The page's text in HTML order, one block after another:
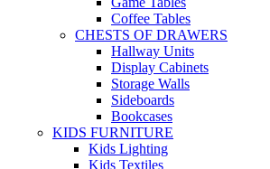
Coffee Tables
CHESTS OF DRAWERS
Hallway Units
Display Cabinets
Storage Walls
Sideboards
Bookcases
KIDS FURNITURE
Kids Lighting
Kids Textiles